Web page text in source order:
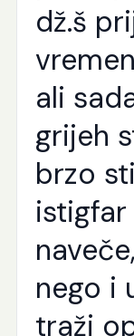
dž.š
ali
grijeh
brzo
istigfar
nego i
traži